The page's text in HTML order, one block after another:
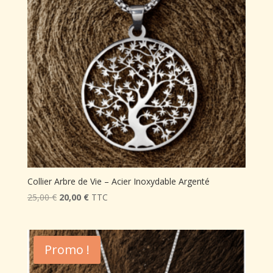
Collier Arbre de Vie – Acier Inoxydable Argenté
25,00€ Le
était :
25,00 €.
20,00 €Le
est :
20,00 €.
TTC
Promo !